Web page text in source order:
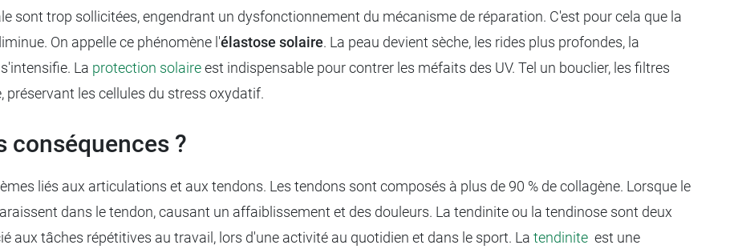
sont trop sollicitées, engendrant un dysfonctionnement du mécanisme de réparation. C'est pour cela que la
On appelle ce phénomène l'élastose solaire. La peau devient sèche, les rides plus profondes, la
La protection solaireest indispensable pour contrer les méfaits des UV. Tel un bouclier, les filtres
les cellules du stress oxydatif.
conséquences ?
liés aux articulations et aux tendons. Les tendons sont composés à plus de 90 % de collagène. Lorsque le
dans le tendon, causant un affaiblissement et des douleurs. La tendinite ou la tendinose sont deux
aux tâches répétitives au travail, lors d'une activité au quotidien et dans le sport. La tendinite est une